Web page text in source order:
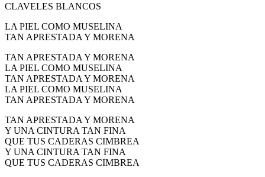
CLAVELES BLANCOS
LA PIEL COMO MUSELINA
TAN APRESTADA Y MORENA
TAN APRESTADA Y MORENA
LA PIEL COMO MUSELINA
TAN APRESTADA Y MORENA
LA PIEL COMO MUSELINA
TAN APRESTADA Y MORENA
TAN APRESTADA Y MORENA
Y UNA CINTURA TAN FINA
QUE TUS CADERAS CIMBREA
Y UNA CINTURA TAN FINA
QUE TUS CADERAS CIMBREA